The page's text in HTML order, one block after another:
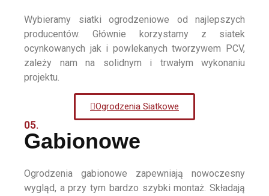
Wybieramy siatki ogrodzeniowe od najlepszych
producentów. Głównie korzystamy z siatek
ocynkowanych jak i powlekanych tworzywem PCV,
zależy nam na solidnym i trwałym wykonaniu
projektu.
Ogrodzenia Siatkowe
05.
Gabionowe
Ogrodzenia gabionowe zapewniają nowoczesny
wygląd, a przy tym bardzo szybki montaż. Składają